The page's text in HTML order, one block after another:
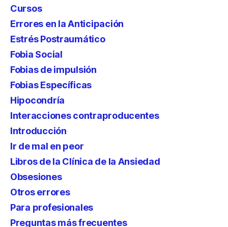
Cursos
Errores en la Anticipación
Estrés Postraumático
Fobia Social
Fobias de impulsión
Fobias Específicas
Hipocondría
Interacciones contraproducentes
Introducción
Ir de mal en peor
Libros de la Clínica de la Ansiedad
Obsesiones
Otros errores
Para profesionales
Preguntas más frecuentes